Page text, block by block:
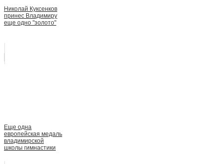
Николай Куксенков
принес Владимиру
еще одно "золото"
Еще одна
европейская медаль
владимирской
школы гимнастики